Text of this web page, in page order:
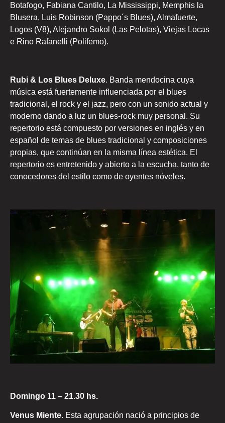
Botafogo, Fabiana Cantilo, La Mississippi, Memphis la
Blusera, Luis Robinson (Pappo´s Blues), Almafuerte,
Logos (V8), Alejandro Sokol (Las Pelotas), Viejas Locas
e Rino Rafanelli (Polifemo).
Rubi & Los Blues Deluxe. Banda mendocina cuya
música está fuertemente influenciada por el blues
tradicional, el rock y el jazz, pero con un sonido actual y
moderno dando a luz un blues-rock muy personal. Su
repertorio está compuesto por versiones en inglés y en
español de temas de blues tradicional y composiciones
propias, que continúan en la misma línea estética. El
repertorio es entretenido y abierto a la escucha, tanto de
conocedores del estilo como de oyentes nóveles.
Domingo 11 – 21.30 hs.
Venus Miente. Esta agrupación nació a principios de